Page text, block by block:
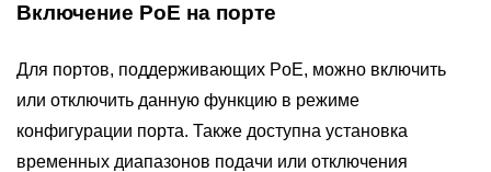
Включение PoE на порте
Для портов, поддерживающих PoE, можно включить
или отключить данную функцию в режиме
конфигурации порта. Также доступна установка
временных диапазонов подачи или отключения